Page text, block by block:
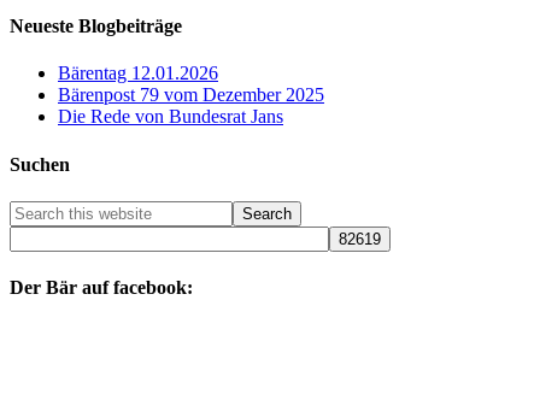
Neueste Blogbeiträge
Bärentag 12.01.2026
Bärenpost 79 vom Dezember 2025
Die Rede von Bundesrat Jans
Suchen
Der Bär auf facebook: